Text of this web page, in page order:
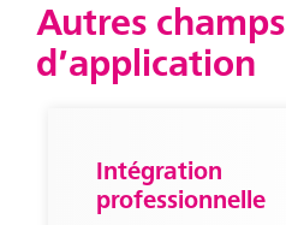
Autres champs
d’application
Intégration
professionnelle